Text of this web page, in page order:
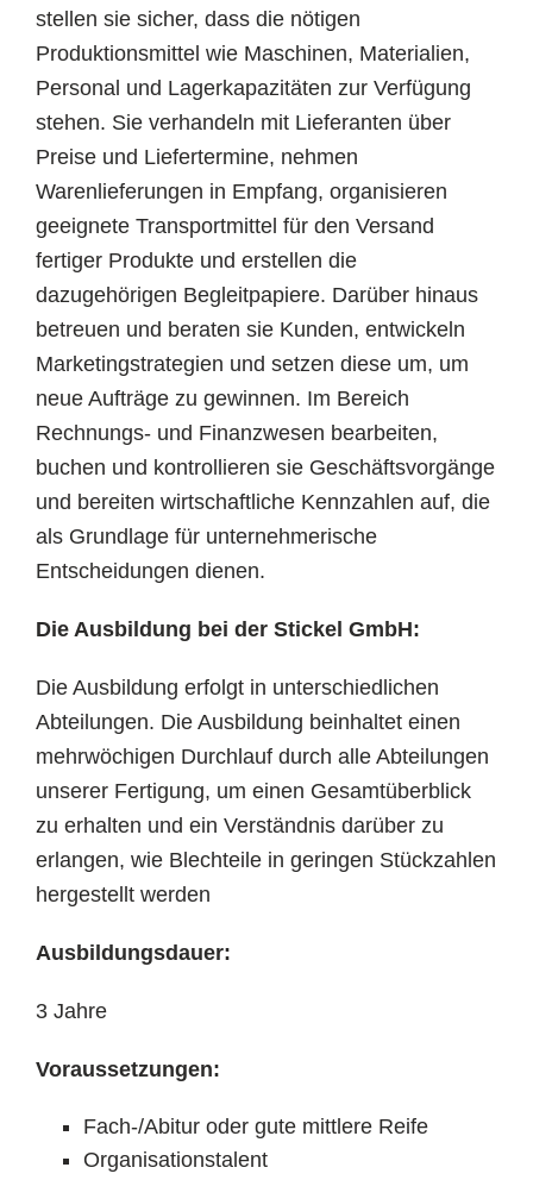
stellen sie sicher, dass die nötigen
Produktionsmittel wie Maschinen, Materialien,
Personal und Lagerkapazitäten zur Verfügung
stehen. Sie verhandeln mit Lieferanten über
Preise und Liefertermine, nehmen
Warenlieferungen in Empfang, organisieren
geeignete Transportmittel für den Versand
fertiger Produkte und erstellen die
dazugehörigen Begleitpapiere. Darüber hinaus
betreuen und beraten sie Kunden, entwickeln
Marketingstrategien und setzen diese um, um
neue Aufträge zu gewinnen. Im Bereich
Rechnungs- und Finanzwesen bearbeiten,
buchen und kontrollieren sie Geschäftsvorgänge
und bereiten wirtschaftliche Kennzahlen auf, die
als Grundlage für unternehmerische
Entscheidungen dienen.
Die Ausbildung bei der Stickel GmbH:
Die Ausbildung erfolgt in unterschiedlichen
Abteilungen. Die Ausbildung beinhaltet einen
mehrwöchigen Durchlauf durch alle Abteilungen
unserer Fertigung, um einen Gesamtüberblick
zu erhalten und ein Verständnis darüber zu
erlangen, wie Blechteile in geringen Stückzahlen
hergestellt werden
Ausbildungsdauer:
3 Jahre
Voraussetzungen:
Fach-/Abitur oder gute mittlere Reife
Organisationstalent